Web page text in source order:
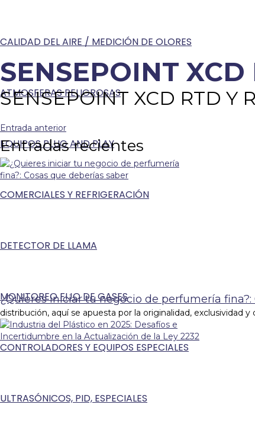
CALIDAD DEL AIRE / MEDICIÓN DE OLORES
ATMOSFERAS PELIGROSAS
EQUIPOS PLUG AND PLAY
COMERCIALES Y REFRIGERACIÓN
DETECTOR DE LLAMA
MONITOREO FIJO DE GASES
CONTROLADORES Y EQUIPOS ESPECIALES
ULTRASÓNICOS, PID, ESPECIALES
SENSEPOINT XCD
SENSEPOINT XCD RTD Y
Entrada anterior
Entradas recientes
¿Quieres iniciar tu negocio de perfumería fina?:
distribución, aquí se apuesta por la originalidad, exclusividad y